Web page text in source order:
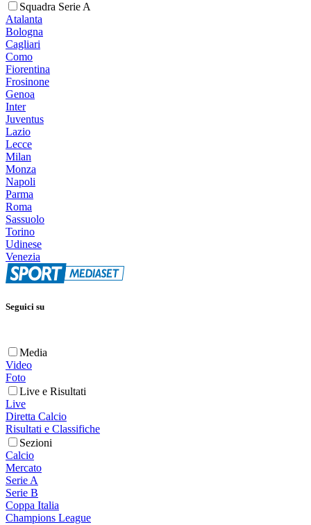
Squadra Serie A
Atalanta
Bologna
Cagliari
Como
Fiorentina
Frosinone
Genoa
Inter
Juventus
Lazio
Lecce
Milan
Monza
Napoli
Parma
Roma
Sassuolo
Torino
Udinese
Venezia
Seguici su
Media
Video
Foto
Live e Risultati
Live
Diretta Calcio
Risultati e Classifiche
Sezioni
Calcio
Mercato
Serie A
Serie B
Coppa Italia
Champions League